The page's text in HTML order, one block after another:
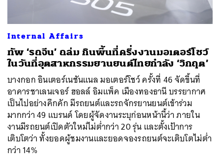
Internal Affairs
ทัพ ‘รถจีน’ ถล่ม กินพื้นที่ครึ่งงานมอเตอร์โชว์
ในวันที่อุตสาหกรรมยานยนต์ไทยกำลัง ‘วิกฤต’
บางกอก อินเตอร์เนชันแนล มอเตอร์โชว์ ครั้งที่ 46 จัดขึ้นที่
อาคารชาเลนเจอร์ ฮอลล์ อิมแพ็ค เมืองทองธานี บรรยากาศ
เป็นไปอย่างคึกคัก มีรถยนต์และรถจักรยานยนต์เข้าร่วม
มากกว่า 49 แบรนด์ โดยผู้จัดงานระบุก่อนหน้านี้ว่า ภายใน
งานมีรถยนต์เปิดตัวใหม่ไม่ต่ำกว่า 20 รุ่น และตั้งเป้าการ
เติบโตว่า ทั้งยอดผู้ชมงานและยอดจองรถยนต์จะเติบโตไม่ต่ำ
กว่า 14%